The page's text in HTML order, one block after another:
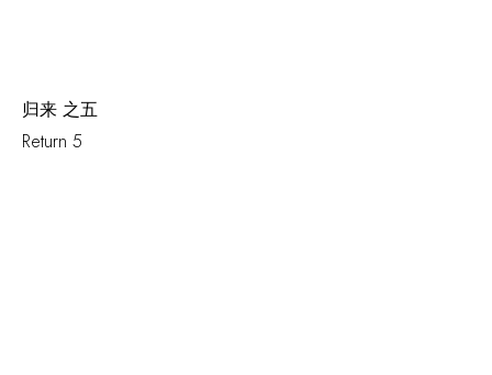
归来 之五
Return 5